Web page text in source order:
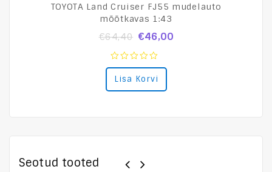
TOYOTA Land Cruiser FJ55 mudelauto
mõõtkavas 1:43
€64,40 €46,00
0
out
of
Lisa Korvi
Seotud tooted